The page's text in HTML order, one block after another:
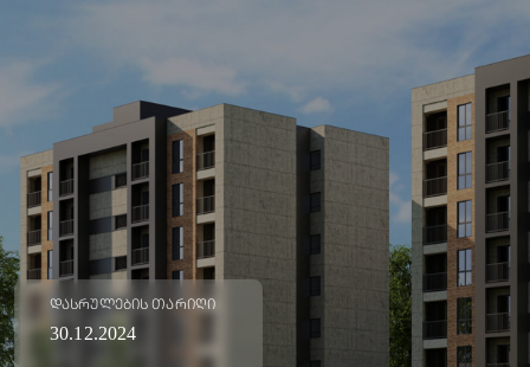
ᲓᲐᲒᲕᲘᲢᲝᲕᲔ ᲜᲝᲛᲔᲠᲘ 🚀
ᲓᲐᲡᲠᲣᲚᲔᲑᲘᲡ ᲗᲐᲠᲘᲦᲘ
30.12.2024